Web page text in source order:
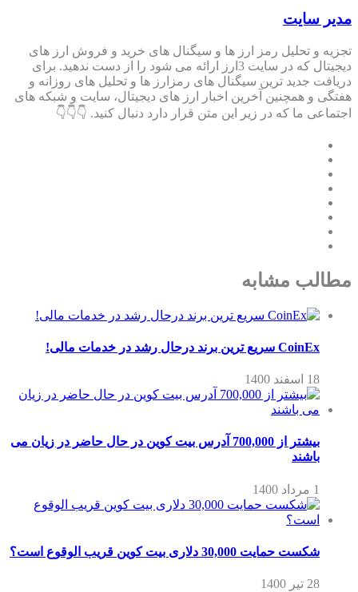
مدیر سایت
تجزیه و تحلیل رمز ارز ها و سیگنال های خرید و فروش ارز های
دیجیتال که در سایت 3ارز ارائه می شود را از دست ندهید. برای
دریافت جدید ترین سیگنال های رمزارز ها و تحلیل های روزانه و
هفتگی و همچنین آخرین اخبار ارز های دیجیتال، سایت و شبکه های
اجتماعی ما که در زیر این متن قرار دارد دنبال کنید. 👇👇👇
مطالب مشابه
CoinEx سریع ترین برند درحال رشد در خدمات مالی!
18 اسفند 1400
بیشتر از 700,000 آدرس بیت کوین در حال حاضر در زیان می
باشند
1 مرداد 1400
شکست حمایت 30,000 دلاری بیت کوین قریب الوقوع است؟
28 تیر 1400